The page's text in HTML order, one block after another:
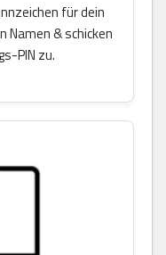
für dein
& schicken
PIN zu.